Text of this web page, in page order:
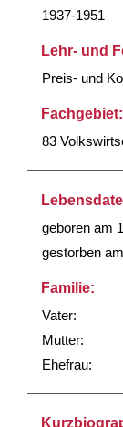
1937-1951
Lehr- und
Preis- und
Fachgebiet:
83
geboren am
gestorben
Familie:
Vater:
Mutter:
Ehefrau: